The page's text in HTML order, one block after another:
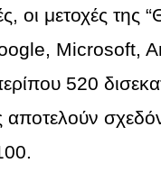
οι μετοχές της
Microsoft,
520
αποτελούν